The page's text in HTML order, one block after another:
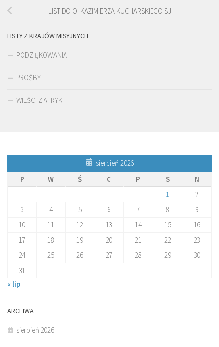
LIST DO O. KAZIMIERZA KUCHARSKIEGO SJ
LISTY Z KRAJÓW MISYJNYCH
PODZIĘKOWANIA
PROŚBY
WIEŚCI Z AFRYKI
sierpień 2026
P
W Ś C P S
N
1
2
3
4 5 6 7 8
9
10
11 12 13 14 15
16
17
18 19 20 21 22
23
24
25 26 27 28 29
30
31
« lip
ARCHIWA
sierpień 2026